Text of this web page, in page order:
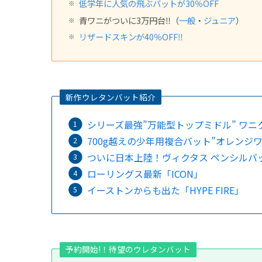
低学年に人気の飛ぶバットが30％OFF
青ワニがついに3万円台‼️（一般・ ジュニア）
リザードスキンが40％OFF‼️
新作ウレタンバット紹介
シリーズ最強”万能型トップミドル” ワ
700g越えの少年用複合バット”オレンジ
ついに日本上陸！ヴィクタス ペンシルバ
ローリングス最新「ICON」
イーストンからも出た「HYPE FIRE」
予約開始!！待望のウレタンバット